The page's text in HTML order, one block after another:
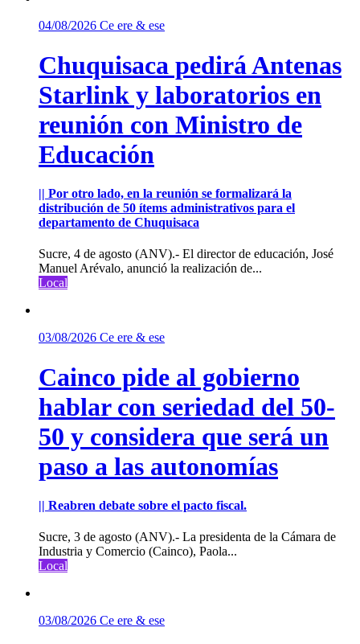
04/08/2026 Ce ere & ese
Chuquisaca pedirá Antenas
Starlink y laboratorios en
reunión con Ministro de
Educación
|| Por otro lado, en la reunión se formalizará la
distribución de 50 ítems administrativos para el
departamento de Chuquisaca
Sucre, 4 de agosto (ANV).- El director de educación, José
Manuel Arévalo, anunció la realización de...
Local
03/08/2026 Ce ere & ese
Cainco pide al gobierno
hablar con seriedad del 50-
50 y considera que será un
paso a las autonomías
|| Reabren debate sobre el pacto fiscal.
Sucre, 3 de agosto (ANV).- La presidenta de la Cámara de
Industria y Comercio (Cainco), Paola...
Local
03/08/2026 Ce ere & ese